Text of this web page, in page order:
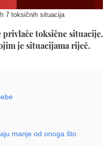
7 toksičnih situacija
toksične situacije.
je situacijama riječ.
manje od onoga što